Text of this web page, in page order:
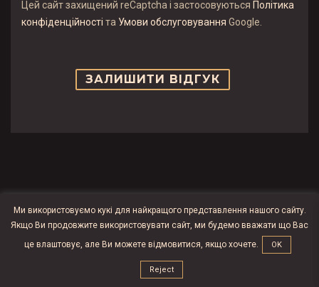
Цей сайт захищений reCaptcha і застосовуються Політика
конфіденційності та Умови обслуговування Google.
Ми використовуємо кукі для найкращого представлення нашого сайту.
Якщо Ви продовжите використовувати сайт, ми будемо вважати що Вас
це влаштовує, але Ви можете відмовитися, якщо хочете.
OK
Reject